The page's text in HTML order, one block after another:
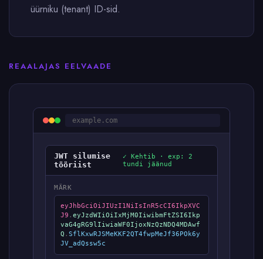
üürniku (tenant) ID-sid.
REAALAJAS EELVAADE
example.com
JWT silumise
tööriist
✓ Kehtib · exp: 2
tundi jäänud
MÄRK
eyJhbGciOiJIUzI1NiIsInR5cCI6IkpXVC
J9 . eyJzdWIiOiIxMjM0IiwibmFtZSI6Ikp
vaG4gRG9lIiwiaWF0IjoxNzQzNDQ4MDAwf
Q . SflKxwRJSMeKKF2QT4fwpMeJf36POk6y
JV_adQssw5c